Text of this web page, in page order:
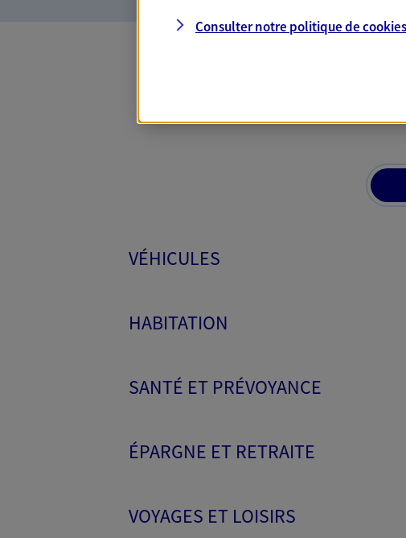
Toutes
VÉHICULES
HABITATION
SANTÉ ET PRÉVOYANCE
ÉPARGNE ET RETRAITE
VOYAGES ET LOISIRS
Consulter notre politique decookies